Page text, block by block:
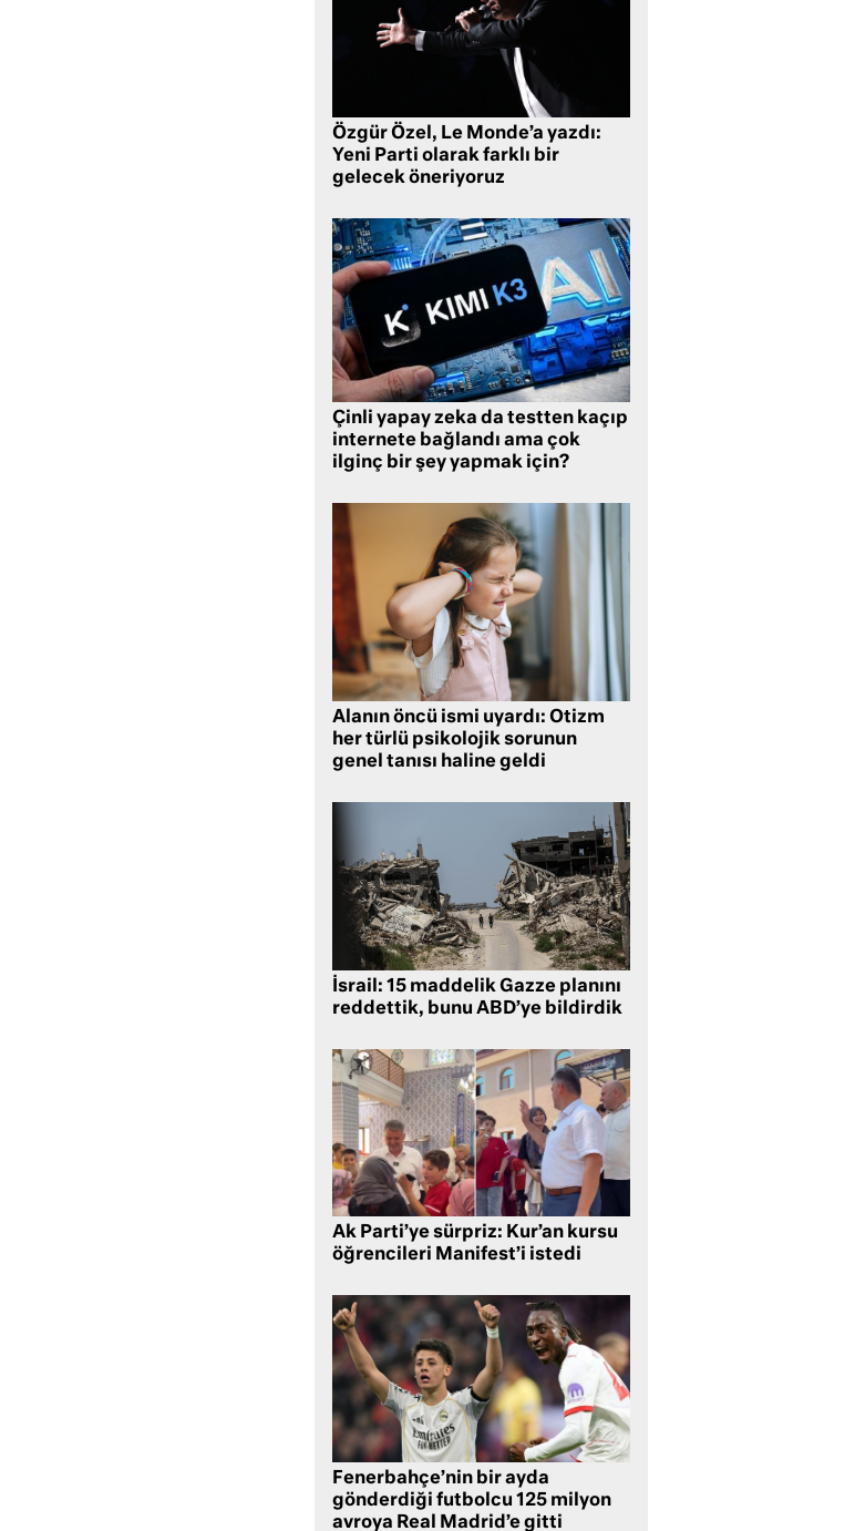
Özgür Özel, Le Monde’a yazdı:
Yeni Parti olarak farklı bir
gelecek öneriyoruz
Çinli yapay zeka da testten kaçıp
internete bağlandı ama çok
ilginç bir şey yapmak için?
Alanın öncü ismi uyardı: Otizm
her türlü psikolojik sorunun
genel tanısı haline geldi
İsrail: 15 maddelik Gazze planını
reddettik, bunu ABD’ye bildirdik
Ak Parti’ye sürpriz: Kur’an kursu
öğrencileri Manifest’i istedi
Fenerbahçe’nin bir ayda
gönderdiği futbolcu 125 milyon
avroya Real Madrid’e gitti